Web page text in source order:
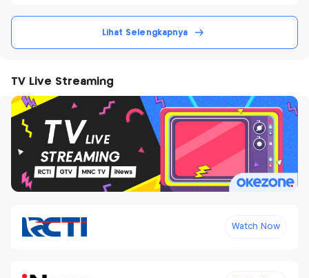
Lihat Selengkapnya
TV Live Streaming
Watch Now